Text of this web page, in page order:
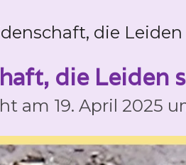
die
die Leiden
am 19. April 2025